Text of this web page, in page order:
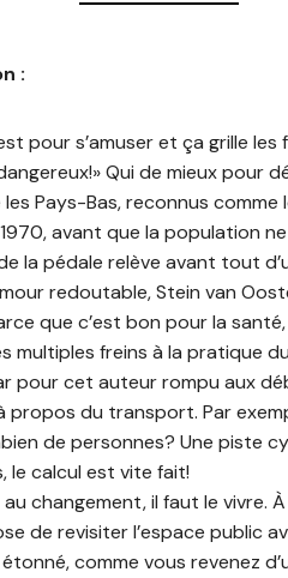
:
pour s’amuser et ça grille
Qui de mieux pour
Pays-Bas, reconnus
avant que la population
la pédale relève avant tout
redoutable, Stein van
que c’est bon pour la
multiples freins à la pratique
pour cet auteur rompu aux
propos du transport. Par
de personnes? Une piste
le calcul est vite fait!
changement, il faut le vivre.
de revisiter l’espace public
comme vous revenez